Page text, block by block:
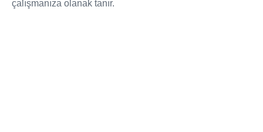
çalışmanıza olanak tanır.